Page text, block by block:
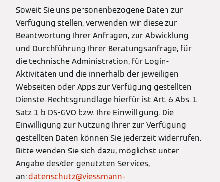
Soweit Sie uns personenbezogene Daten zur
Verfügung stellen, verwenden wir diese zur
Beantwortung Ihrer Anfragen, zur Abwicklung
und Durchführung Ihrer Beratungsanfrage, für
die technische Administration, für Login-
Aktivitäten und die innerhalb der jeweiligen
Webseiten oder Apps zur Verfügung gestellten
Dienste. Rechtsgrundlage hierfür ist Art. 6 Abs. 1
Satz 1 b DS-GVO bzw. Ihre Einwilligung. Die
Einwilligung zur Nutzung Ihrer zur Verfügung
gestellten Daten können Sie jederzeit widerrufen.
Bitte wenden Sie sich dazu, möglichst unter
Angabe des/der genutzten Services,
an:datenschutz@viessmann-